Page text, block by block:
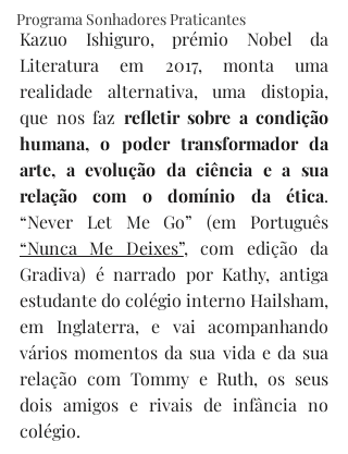
Programa Sonhadores Praticantes
Kazuo Ishiguro, prémio Nobel da
Literatura em 2017, monta uma
realidade alternativa, uma distopia,
que nos faz refletir sobre a condição
humana, o poder transformador da
arte, a evolução da ciência e a sua
relação com o domínio da ética.
“Nunca Me Deixes”, com edição da
Gradiva) é narrado por Kathy, antiga
estudante do colégio interno Hailsham,
em Inglaterra, e vai acompanhando
vários momentos da sua vida e da sua
relação com Tommy e Ruth, os seus
dois amigos e rivais de infância no
colégio.